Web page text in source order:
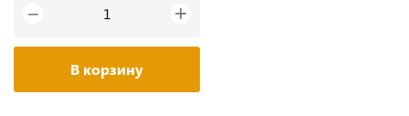
− +
В корзину